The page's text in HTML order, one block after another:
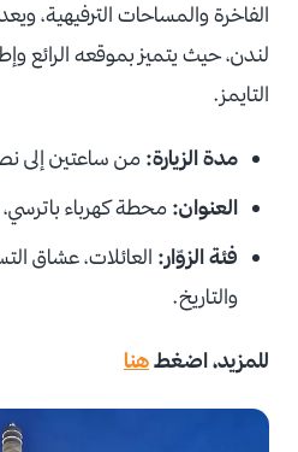
الفاخرة والمساحات الترفيهية،
لندن، حيث يتميز بموقعه الرائع
التايمز.
مدة الزيارة: من ساعتين إلى
العنوان: محطة كهرباء
فئة الزوّار: العائلات، عشاق
والتاريخ.
للمزيد، اضغطهنا